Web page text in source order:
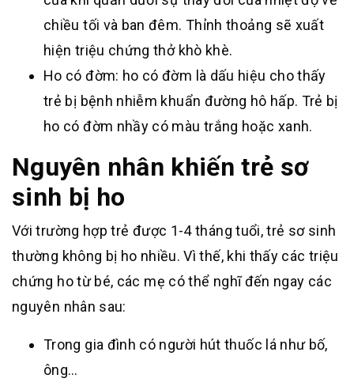
chiều tối và ban đêm. Thỉnh thoảng sẽ xuất
hiện triệu chứng thở khò khè.
Ho có đờm: ho có đờm là dấu hiệu cho thấy
trẻ bị bệnh nhiễm khuẩn đường hô hấp. Trẻ bị
ho có đờm nhầy có màu trắng hoặc xanh.
Nguyên nhân khiến trẻ sơ
sinh bị ho
Với trường hợp trẻ được 1-4 tháng tuổi, trẻ sơ sinh
thường không bị ho nhiều. Vì thế, khi thấy các triệu
chứng ho từ bé, các mẹ có thể nghĩ đến ngay các
nguyên nhân sau:
Trong gia đình có người hút thuốc lá như bố,
ông…